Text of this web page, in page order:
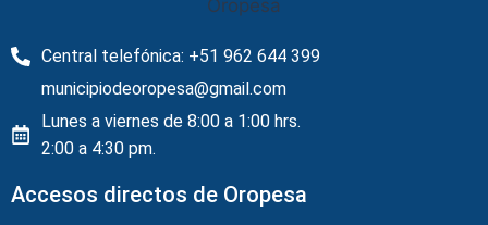
Central telefónica: +51 962 644 399
municipiodeoropesa@gmail.com
Lunes a viernes de 8:00 a 1:00 hrs.
2:00 a 4:30 pm.
Accesos directos de Oropesa